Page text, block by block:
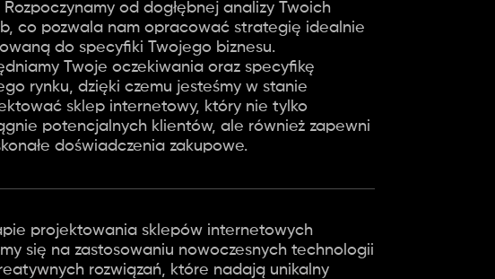
Rozpoczynamy od dogłębnej analizy Twoich
co pozwala nam opracować strategię idealnie
do specyfiki Twojego biznesu.
Twoje oczekiwania oraz specyfikę
rynku, dzięki czemu jesteśmy w stanie
sklep internetowy, który nie tylko
potencjalnych klientów, ale również zapewni
doświadczenia zakupowe.
projektowania sklepów internetowych
się na zastosowaniu nowoczesnych technologii
rozwiązań, które nadają unikalny